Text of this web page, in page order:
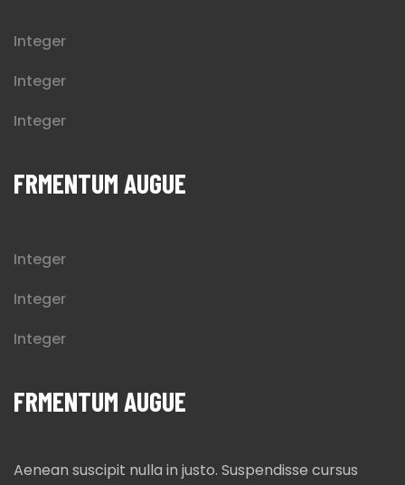
Integer
Integer
Integer
FRMENTUM AUGUE
Integer
Integer
Integer
FRMENTUM AUGUE
Aenean suscipit nulla in justo. Suspendisse cursus